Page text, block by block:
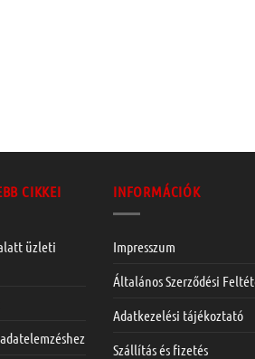
CIKKEI
üzleti
INFORMÁCIÓK
Impresszum
Általános Szerződési
Adatkezelési tájékoztató
Szállítás és fizetés